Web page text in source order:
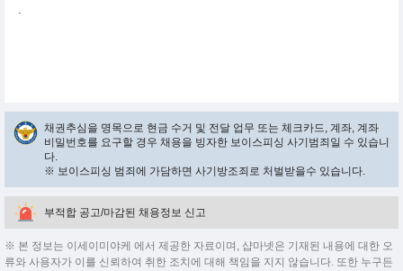
채권추심을 명목으로 현금 수거 및 전달 업무 또는 체크카드, 계좌, 계좌
비밀번호를 요구할 경우 채용을 빙자한 보이스피싱 사기범죄일 수 있습니
다.
※ 보이스피싱 범죄에 가담하면 사기방조죄로 처벌받을수 있습니다.
부적합 공고/마감된 채용정보 신고
※ 본 정보는 이세이미야케 에서 제공한 자료이며, 샵마넷은 기재된 내용에 대한 오
류와 사용자가 이를 신뢰하여 취한 조치에 대해 책임을 지지 않습니다. 또한 누구든